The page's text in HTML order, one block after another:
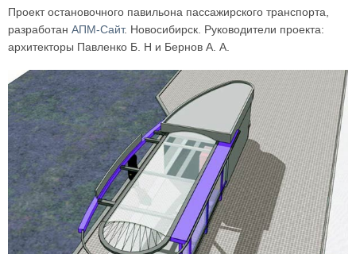
Проект остановочного павильона пассажирского транспорта,
разработан АПМ-Сайт. Новосибирск. Руководители проекта:
архитекторы Павленко Б. Н и Бернов А. А.